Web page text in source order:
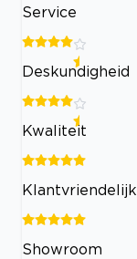
Service
Deskundigheid
Kwaliteit
Showroom